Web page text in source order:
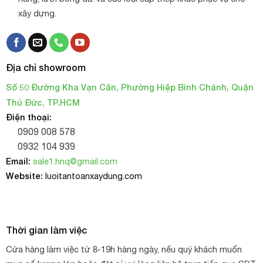
Lưới cước trắng 4mm chống mưa đá
dựng, đặc biệt là các công trình gần biển hoặc ở những
nơi có gió mạnh.
xây dựng.
Địa chỉ showroom
Số 50 Đường Kha Vạn Cân, Phường Hiệp Bình Chánh, Quận
Thủ Đức, TP.HCM
Điện thoại:
0909 008 578
0932 104 939
Email: sale1.hnq@gmail.com
Website: luoitantoanxaydung.com
Thời gian làm việc
Cửa hàng làm việc từ 8-19h hàng ngày, nếu quý khách muốn